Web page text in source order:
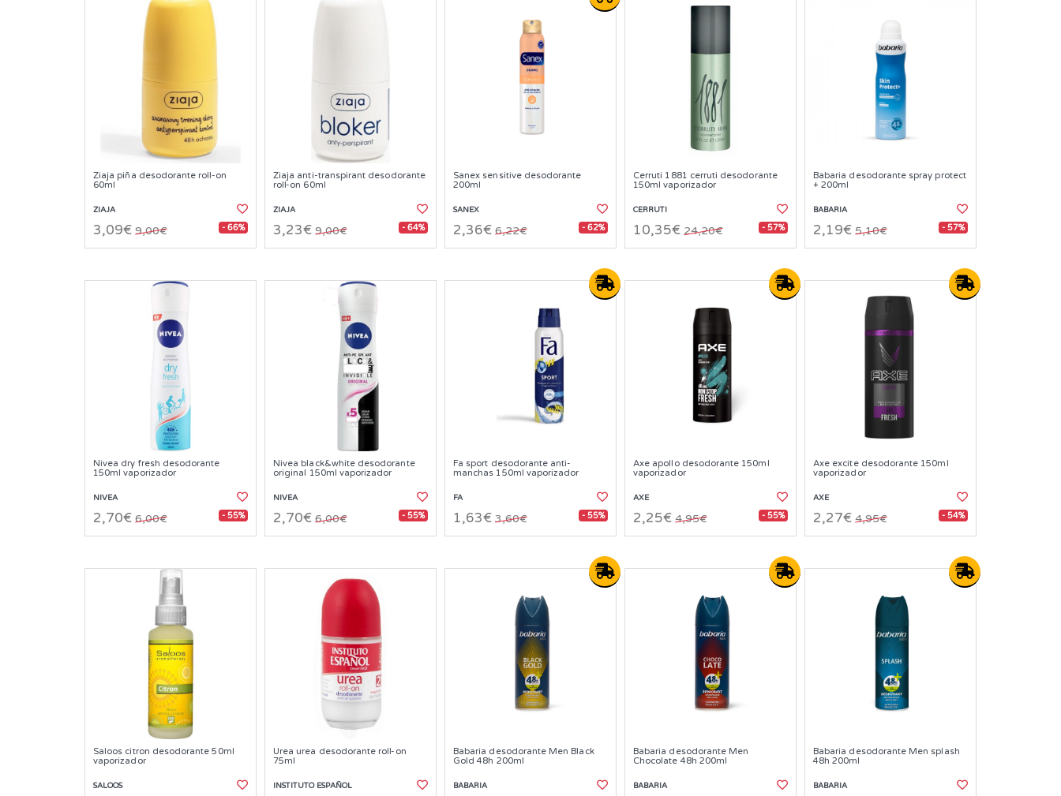
Ziaja piña desodorante roll-on
60ml
ZIAJA
3,09€ 9,00€ - 66%
Ziaja anti-transpirant desodorante
roll-on 60ml
ZIAJA
3,23€ 9,00€ - 64%
Sanex sensitive desodorante
200ml
SANEX
2,36€ 6,22€ - 62%
Cerruti 1881 cerruti desodorante
150ml vaporizador
CERRUTI
10,35€ 24,20€ - 57%
Babaria desodorante spray protect
+ 200ml
BABARIA
2,19€ 5,10€ - 57%
Nivea dry fresh desodorante
150ml vaporizador
NIVEA
2,70€ 6,00€ - 55%
Nivea black&white desodorante
original 150ml vaporizador
NIVEA
2,70€ 6,00€ - 55%
Fa sport desodorante anti-
manchas 150ml vaporizador
FA
1,63€ 3,60€ - 55%
Axe apollo desodorante 150ml
vaporizador
AXE
2,25€ 4,95€ - 55%
Axe excite desodorante 150ml
vaporizador
AXE
2,27€ 4,95€ - 54%
Saloos citron desodorante 50ml
vaporizador
SALOOS
Urea urea desodorante roll-on
75ml
INSTITUTO ESPAÑOL
Babaria desodorante Men Black
Gold 48h 200ml
BABARIA
Babaria desodorante Men
Chocolate 48h 200ml
BABARIA
Babaria desodorante Men splash
48h 200ml
BABARIA